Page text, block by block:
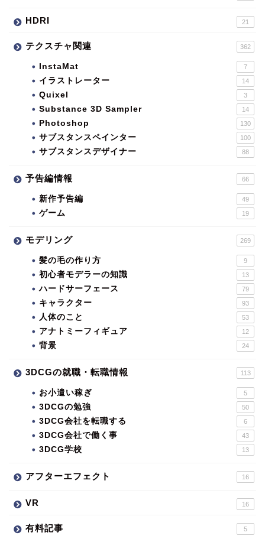
HDRI 21
テクスチャ関連 362
InstaMat 7
イラストレーター 14
Quixel 3
Substance 3D Sampler 14
Photoshop 130
サブスタンスペインター 100
サブスタンスデザイナー 88
予告編情報 66
新作予告編 49
ゲーム 19
モデリング 269
髪の毛の作り方 9
初心者モデラーの知識 13
ハードサーフェース 79
キャラクター 93
人体のこと 53
アナトミーフィギュア 12
背景 24
3DCGの就職・転職情報 113
お小遣い稼ぎ 5
3DCGの勉強 50
3DCG会社を転職する 6
3DCG会社で働く事 43
3DCG学校 13
アフターエフェクト 16
VR 16
有料記事 5